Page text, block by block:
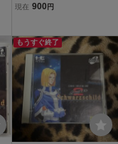
ーパー シュヴァルツシル
現在 900 円
もうすぐ終了